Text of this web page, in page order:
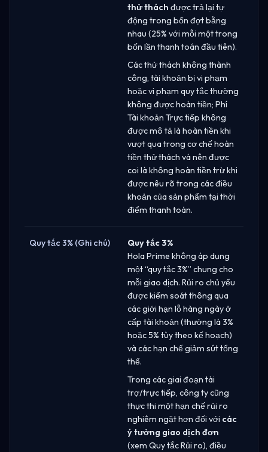
thử thách được trả lại tự
động trong bốn đợt bằng
nhau (25% với mỗi một trong
bốn lần thanh toán đầu tiên).
Các thử thách không thành
công, tài khoản bị vi phạm
hoặc vi phạm quy tắc thường
không được hoàn tiền; Phí
Tài khoản Trực tiếp không
được mô tả là hoàn tiền khi
vượt qua trong cơ chế hoàn
tiền thử thách và nên được
coi là không hoàn tiền trừ khi
được nêu rõ trong các điều
khoản của sản phẩm tại thời
điểm thanh toán.
Quy tắc 3% (Ghi chú)
Quy tắc 3%
Hola Prime không áp dụng
một “quy tắc 3%” chung cho
mỗi giao dịch. Rủi ro chủ yếu
được kiểm soát thông qua
các giới hạn lỗ hàng ngày ở
cấp tài khoản (thường là 3%
hoặc 5% tùy theo kế hoạch)
và các hạn chế giảm sút tổng
thể.
Trong các giai đoạn tài
trợ/trực tiếp, công ty cũng
thực thi một hạn chế rủi ro
nghiêm ngặt hơn đối với các
ý tưởng giao dịch đơn
(xem Quy tắc Rủi ro), điều